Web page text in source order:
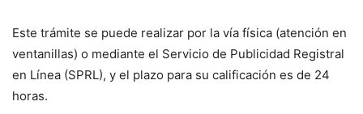
Este trámite se puede realizar por la vía física (atención en
ventanillas) o mediante el Servicio de Publicidad Registral
en Línea (SPRL), y el plazo para su calificación es de 24
horas.